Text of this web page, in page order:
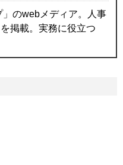
のwebメディア。人事
掲載。実務に役立つ